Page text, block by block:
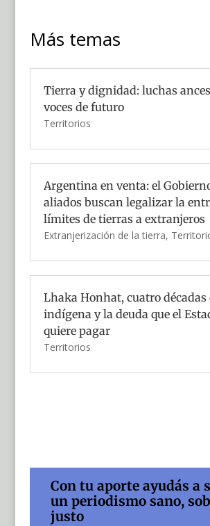
Más temas
Tierra y dignidad: luchas
voces de futuro
Territorios
Argentina en venta: el
aliados buscan legalizar la
límites de tierras a extranjeros
Extranjerización de la tierra,
Lhaka Honhat, cuatro décadas
indígena y la deuda que el
quiere pagar
Territorios
Con tu aporte ayudás a
un periodismo sano,
justo